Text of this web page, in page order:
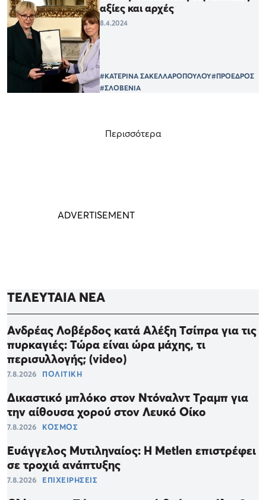
αξίες και αρχές
8.4.2024
#ΚΑΤΕΡΙΝΑ ΣΑΚΕΛΛΑΡΟΠΟΥΛΟΥ#ΠΡΟΕΔΡΟΣ
#ΣΛΟΒΕΝΙΑ
Περισσότερα
ΤΕΛΕΥΤΑΙΑ ΝΕΑ
Ανδρέας Λοβέρδος κατά Αλέξη Τσίπρα για τις
πυρκαγιές: Τώρα είναι ώρα μάχης, τι
περισυλλογής; (video)
7.8.2026 ΠΟΛΙΤΙΚΗ
Δικαστικό μπλόκο στον Ντόναλντ Τραμπ για
την αίθουσα χορού στον Λευκό Οίκο
7.8.2026 ΚΟΣΜΟΣ
Ευάγγελος Μυτιληναίος: Η Metlen επιστρέφει
σε τροχιά ανάπτυξης
7.8.2026 ΕΠΙΧΕΙΡΗΣΕΙΣ